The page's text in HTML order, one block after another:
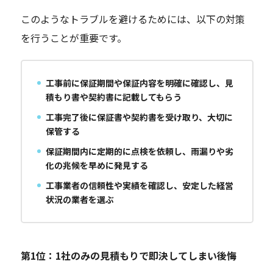
このようなトラブルを避けるためには、以下の対策
を行うことが重要です。
工事前に保証期間や保証内容を明確に確認し、見
積もり書や契約書に記載してもらう
工事完了後に保証書や契約書を受け取り、大切に
保管する
保証期間内に定期的に点検を依頼し、雨漏りや劣
化の兆候を早めに発見する
工事業者の信頼性や実績を確認し、安定した経営
状況の業者を選ぶ
第1位：1社のみの見積もりで即決してしまい後悔